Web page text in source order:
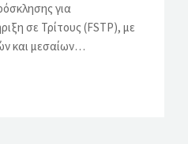
για
σε Τρίτους (FSTP), με
και μεσαίων…